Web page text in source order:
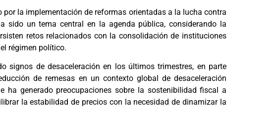
la implementación de reformas orientadas a la lucha contra
sido un tema central en la agenda pública, considerando la
retos relacionados con la consolidación de instituciones
régimen político.
signos de desaceleración en los últimos trimestres, en parte
de remesas en un contexto global de desaceleración
ha generado preocupaciones sobre la sostenibilidad fiscal a
la estabilidad de precios con la necesidad de dinamizar la